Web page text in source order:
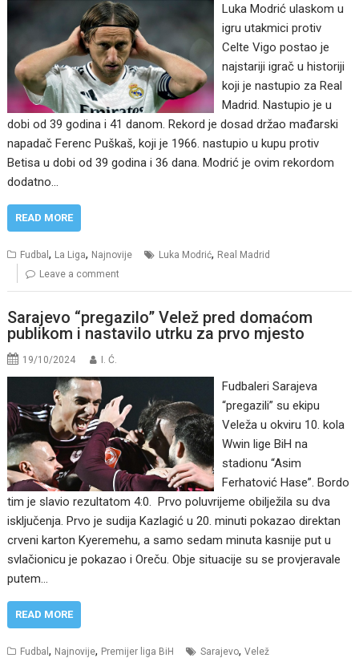
Luka Modrić ulaskom u
igru utakmici protiv
Celte Vigo postao je
najstariji igrač u historiji
koji je nastupio za Real
Madrid. Nastupio je u
dobi od 39 godina i 41 danom. Rekord je dosad držao mađarski
napadač Ferenc Puškaš, koji je 1966. nastupio u kupu protiv
Betisa u dobi od 39 godina i 36 dana. Modrić je ovim rekordom
dodatno…
READ MORE
Fudbal, La Liga, Najnovije Luka Modrić, Real Madrid
Leave a comment
Sarajevo “pregazilo” Velež pred domaćom
publikom i nastavilo utrku za prvo mjesto
19/10/2024 I. Ć.
Fudbaleri Sarajeva
“pregazili” su ekipu
Veleža u okviru 10. kola
Wwin lige BiH na
stadionu “Asim
Ferhatović Hase”. Bordo
tim je slavio rezultatom 4:0. Prvo poluvrijeme obilježila su dva
isključenja. Prvo je sudija Kazlagić u 20. minuti pokazao direktan
crveni karton Kyeremehu, a samo sedam minuta kasnije put u
svlačionicu je pokazao i Oreču. Obje situacije su se provjeravale
putem…
READ MORE
Fudbal, Najnovije, Premijer liga BiH Sarajevo,Velež